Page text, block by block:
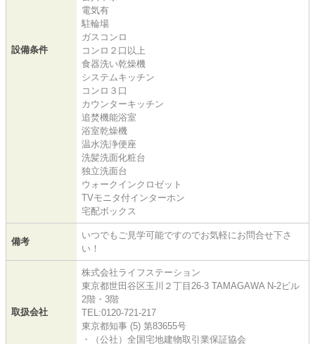
設備条件
電気有
駐輪場
ガスコンロ
コンロ２口以上
食器洗い乾燥機
システムキッチン
コンロ３口
カウンターキッチン
追焚機能浴室
浴室乾燥機
温水洗浄便座
洗髪洗面化粧台
独立洗面台
ウォークインクロゼット
TVモニタ付インターホン
宅配ボックス
備考
いつでもご見学可能ですのでお気軽にお問合せ下さ
い！
取扱会社
株式会社ライフステーション
東京都世田谷区玉川２丁目26-3 TAMAGAWA N-2ビル
2階・3階
TEL:0120-721-217
東京都知事 (5) 第83655号
・（公社）全国宅地建物取引業保証協会